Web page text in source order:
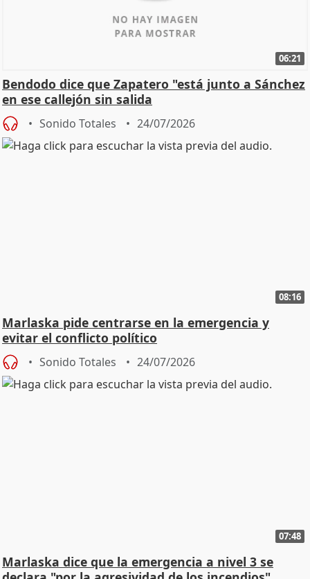
06:21
Bendodo dice que Zapatero "está junto a Sánchez
en ese callejón sin salida
Sonido Totales 24/07/2026
08:16
Marlaska pide centrarse en la emergencia y
evitar el conflicto político
Sonido Totales 24/07/2026
07:48
Marlaska dice que la emergencia a nivel 3 se